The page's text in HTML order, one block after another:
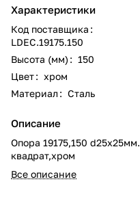
Характеристики
Код поставщика :
LDEC.19175.150
Высота (мм) : 150
Цвет: хром
Материал : Сталь
Описание
Опора 19175,150 d25х25мм.
квадрат,хром
Все описание